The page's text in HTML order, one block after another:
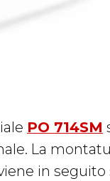
PO 714SM
La
in